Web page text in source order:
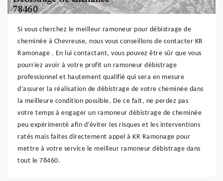
Si vous cherchez le meilleur ramoneur pour débistrage de
cheminée à Chevreuse, nous vous conseillons de contacter KR
Ramonage . En lui contactant, vous pouvez être sûr que vous
pourriez avoir à votre profit un ramoneur débistrage
professionnel et hautement qualifié qui sera en mesure
d’assurer la réalisation de débistrage de votre cheminée dans
la meilleure condition possible. De ce fait, ne perdez pas
votre temps à engager un ramoneur débistrage de cheminée
peu expérimenté afin d’éviter les risques et les interventions
ratés mais faites directement appel à KR Ramonage pour
mettre à votre service le meilleur ramoneur débistrage dans
tout le 78460.